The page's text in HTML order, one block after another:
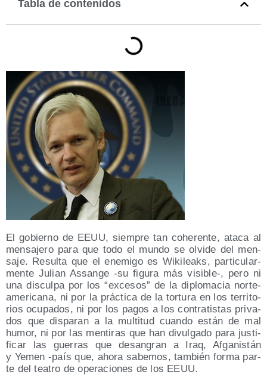
Tabla de contenidos
El gobierno de EEUU, siem­pre tan cohe­ren­te, ata­ca al
men­sa­je­ro para que todo el mun­do se olvi­de del men­
sa­je. Resul­ta que el enemi­go es Wiki­leaks, par­ti­cu­lar­
men­te Julian Assan­ge ‑su figu­ra más visible‑, pero ni
una dis­cul­pa por los “exce­sos” de la diplo­ma­cia nor­te­
ame­ri­ca­na, ni por la prác­ti­ca de la tor­tu­ra en los terri­to­
rios ocu­pa­dos, ni por los pagos a los con­tra­tis­tas pri­va­
dos que dis­pa­ran a la mul­ti­tud cuan­do están de mal
humor, ni por las men­ti­ras que han divul­ga­do para jus­ti­
fi­car las gue­rras que desan­gran a Iraq, Afga­nis­tán
y Yemen ‑país que, aho­ra sabe­mos, tam­bién for­ma par­
te del tea­tro de ope­ra­cio­nes de los EEUU.